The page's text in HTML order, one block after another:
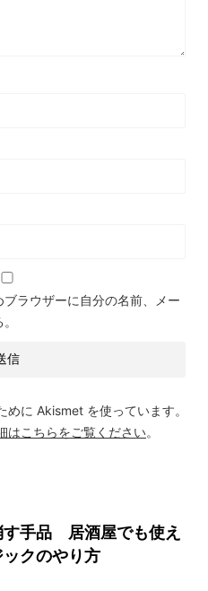
ラウザーに自分の名前、メー
に Akismet を使っています。
はこちらをご覧ください。
す手品 居酒屋でも使え
クのやり方